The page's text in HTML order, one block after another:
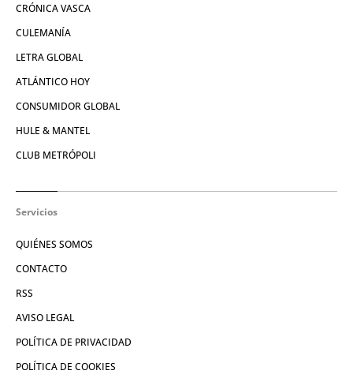
CRÓNICA VASCA
CULEMANÍA
LETRA GLOBAL
ATLÁNTICO HOY
CONSUMIDOR GLOBAL
HULE & MANTEL
CLUB METRÓPOLI
Servicios
QUIÉNES SOMOS
CONTACTO
RSS
AVISO LEGAL
POLÍTICA DE PRIVACIDAD
POLÍTICA DE COOKIES